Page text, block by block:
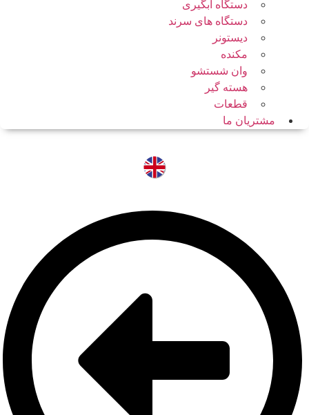
دستگاه آبگیری
دستگاه های سرند
دیستونر
مکنده
وان شستشو
هسته گیر
قطعات
مشتریان ما